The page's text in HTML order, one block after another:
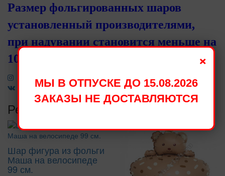
Размер фольгированных шаров
установленный производителями,
при надувании становится меньше на
10 - 15 см.
Рекомендуемые товары
Шар фигура из фольги
Маша на велосипеде
99 см.
×
МЫ В ОТПУСКЕ ДО 15.08.2026
ЗАКАЗЫ НЕ ДОСТАВЛЯЮТСЯ